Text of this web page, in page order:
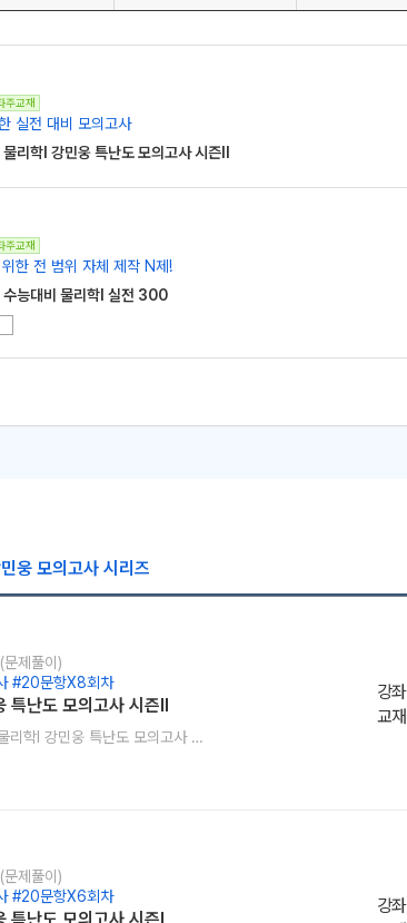
주교재
실전 대비 모의고사
학l 강민웅 특난도 모의고사 시즌II
주교재
한 전 범위 자체 제작 N제!
능대비 물리학I 실전 300
웅 모의고사 시리즈
제풀이)
#20문항X8회차
난도 모의고사 시즌II
[29767] 2027 물리학l 강민웅 특난도 모의고사 시즌II
강좌
교재
제풀이)
#20문항X6회차
강좌